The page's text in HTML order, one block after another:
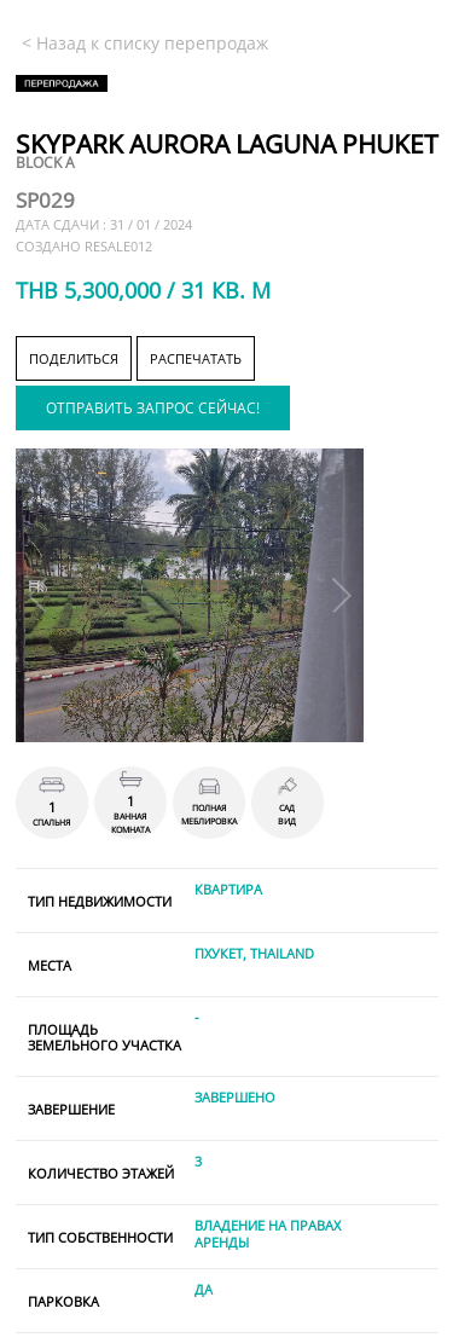
< Назад к списку перепродаж
SKYPARK AURORA LAGUNA PHUKET
SP029
BLOCK A
ДАТА СДАЧИ : 31 / 01 / 2024
СОЗДАНО RESALE012
THB 5,300,000 / 31 КВ. М
ПОДЕЛИТЬСЯ РАСПЕЧАТАТЬ
ОТПРАВИТЬ ЗАПРОС СЕЙЧАС!
1
СПАЛЬНЯ
1
ВАННАЯ
КОМНАТА
ПОЛНАЯ
МЕБЛИРОВКА
САД
ВИД
ТИП НЕДВИЖИМОСТИ
КВАРТИРА
МЕСТА
ПХУКЕТ, THAILAND
ПЛОЩАДЬ
ЗЕМЕЛЬНОГО УЧАСТКА
-
ЗАВЕРШЕНИЕ
ЗАВЕРШЕНО
КОЛИЧЕСТВО ЭТАЖЕЙ
3
ТИП СОБСТВЕННОСТИ
ВЛАДЕНИЕ НА ПРАВАХ
АРЕНДЫ
ПАРКОВКА
ДА